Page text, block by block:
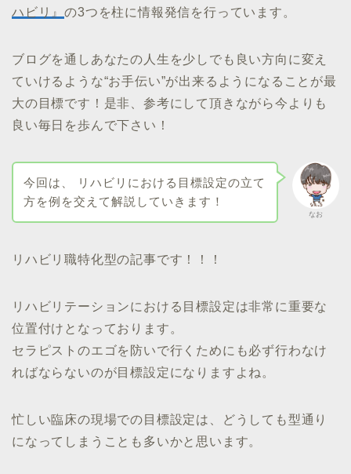
ハビリ』の3つを柱に情報発信を行っています。
ブログを通しあなたの人生を少しでも良い方向に変え
ていけるような“お手伝い”が出来るようになることが最
大の目標です！是非、参考にして頂きながら今よりも
良い毎日を歩んで下さい！
なお
今回は、 リハビリにおける目標設定の立て
方を例を交えて解説していきます！
リハビリ職特化型の記事です！！！
リハビリテーションにおける目標設定は非常に重要な
位置付けとなっております。
セラピストのエゴを防いで行くためにも必ず行わなけ
ればならないのが目標設定になりますよね。
忙しい臨床の現場での目標設定は、どうしても型通り
になってしまうことも多いかと思います。